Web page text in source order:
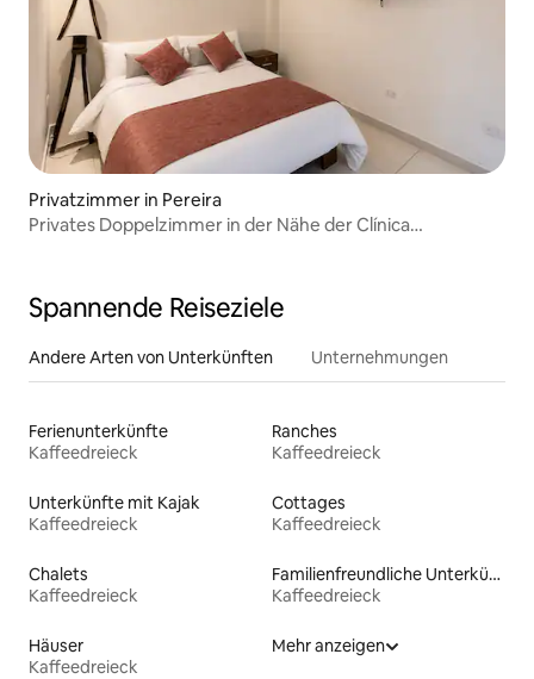
Privatzimmer in Pereira
Privates Doppelzimmer in der Nähe der Clínica
Spannende Reiseziele
Andere Arten von Unterkünften Unternehmungen
Ferienunterkünfte
Kaffeedreieck
Ranches
Kaffeedreieck
Unterkünfte mit Kajak
Kaffeedreieck
Cottages
Kaffeedreieck
Chalets
Kaffeedreieck
Familienfreundliche Unterkünfte
Kaffeedreieck
Häuser
Kaffeedreieck
Mehr anzeigen